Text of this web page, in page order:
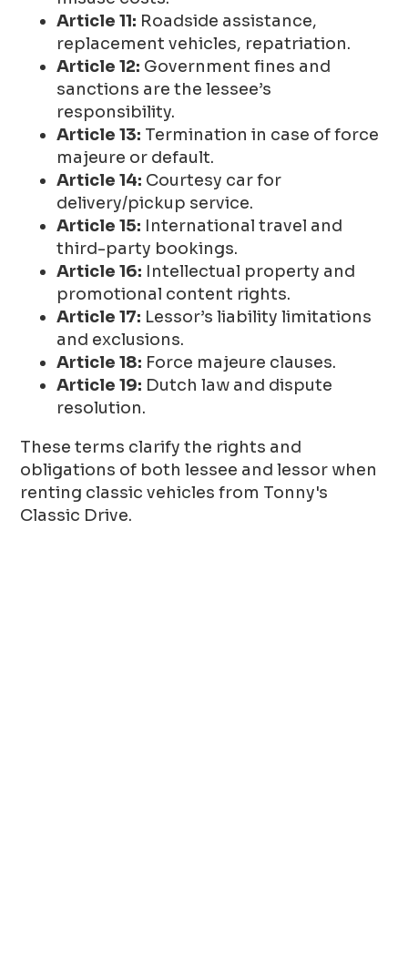
Article 11: Roadside assistance,
replacement vehicles, repatriation.
Article 12: Government fines and
sanctions are the lessee’s
responsibility.
Article 13: Termination in case of force
majeure or default.
Article 14: Courtesy car for
delivery/pickup service.
Article 15: International travel and
third-party bookings.
Article 16: Intellectual property and
promotional content rights.
Article 17: Lessor’s liability limitations
and exclusions.
Article 18: Force majeure clauses.
Article 19: Dutch law and dispute
resolution.
These terms clarify the rights and
obligations of both lessee and lessor when
renting classic vehicles from Tonny's
Classic Drive.